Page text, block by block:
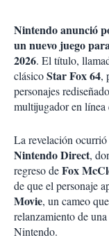
Nintendo anunció
un nuevo juego
2026. El título,
clásicoStar Fox 64,
personajes
multijugador en línea
La revelación ocurrió
Nintendo Direct,
regreso deFox
de que el personaje
Movie, un cameo
relanzamiento de
Nintendo.